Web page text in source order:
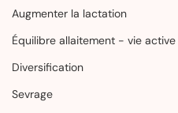
Augmenter la lactation
Équilibre allaitement - vie active
Diversification
Sevrage